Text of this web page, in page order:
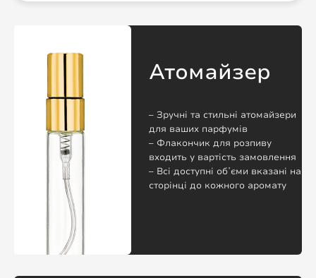
Атомайзер
– Зручні та стильні атомайзери
для ваших парфумів
– Флакончик для розпиву
входить у вартість замовлення
– Всі доступні обʼєми вказані на
сторінці до кожного аромату